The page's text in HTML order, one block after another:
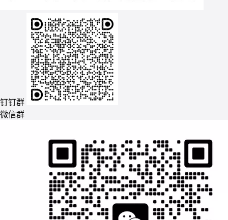
钉钉群
微信群